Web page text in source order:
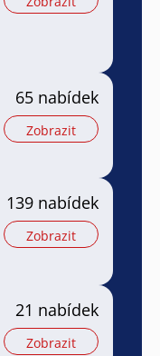
65 nabídek
Zobrazit
139 nabídek
Zobrazit
21 nabídek
Zobrazit